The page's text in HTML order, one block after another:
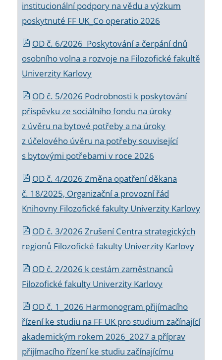
institucionální podpory na vědu a výzkum
poskytnuté FF UK_Co operatio 2026
OD č. 6/2026 Poskytování a čerpání dnů
osobního volna a rozvoje na Filozofické fakultě
Univerzity Karlovy
OD č. 5/2026 Podrobnosti k poskytování
příspěvku ze sociálního fondu na úroky
z úvěru na bytové potřeby a na úroky
z účelového úvěru na potřeby související
s bytovými potřebami v roce 2026
OD č. 4/2026 Změna opatření děkana
č. 18/2025, Organizační a provozní řád
Knihovny Filozofické fakulty Univerzity Karlovy
OD č. 3/2026 Zrušení Centra strategických
regionů Filozofické fakulty Univerzity Karlovy
OD č. 2/2026 k cestám zaměstnanců
Filozofické fakulty Univerzity Karlovy
OD č. 1_2026 Harmonogram přijímacího
řízení ke studiu na FF UK pro studium začínající
akademickým rokem 2026_2027 a příprav
přijímacího řízení ke studiu začínajícímu